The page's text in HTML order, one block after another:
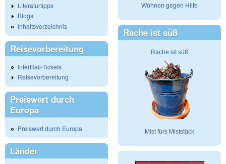
Literaturtipps
Blogs
Inhaltsverzeichnis
Reisevorbereitung
InterRail-Tickets
Reisevorbereitung
Preiswert durch
Europa
Preiswert durch Europa
Länder
Wohnen gegen Hilfe
Rache ist süß
Rache ist süß
Mist fürs Miststück